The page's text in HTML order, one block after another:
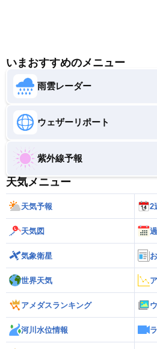
いまおすすめのメニュー
雨雲レーダー
ウェザーリポート
紫外線予報
天気メニュー
天気予報 2
天気図
気象衛星
世界天気
アメダスランキング
河川水位情報